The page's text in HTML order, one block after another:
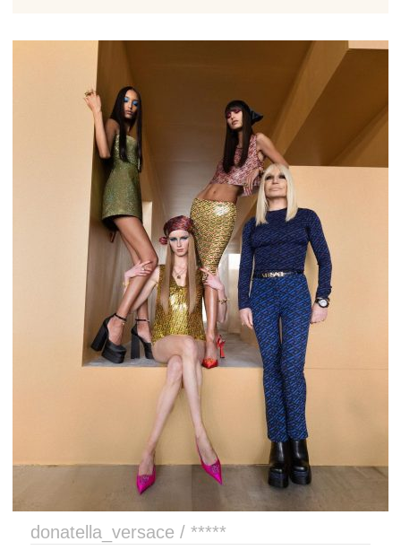
donatella_versace / *****